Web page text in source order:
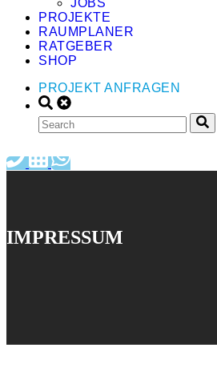
JOBS
PROJEKTE
RAUMPLANER
RATGEBER
SHOP
PROJEKT ANFRAGEN
IMPRESSUM